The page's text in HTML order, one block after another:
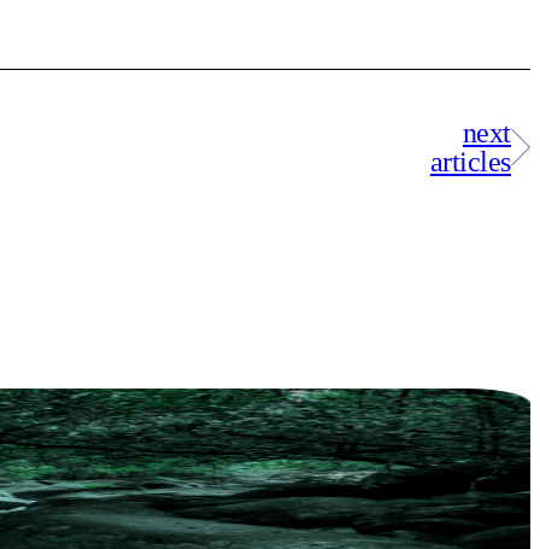
next
articles